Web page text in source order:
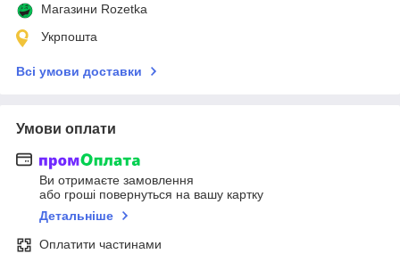
Магазини Rozetka
Укрпошта
Всі умови доставки
Умови оплати
Ви отримаєте замовлення
або гроші повернуться на вашу картку
Детальніше
Оплатити частинами